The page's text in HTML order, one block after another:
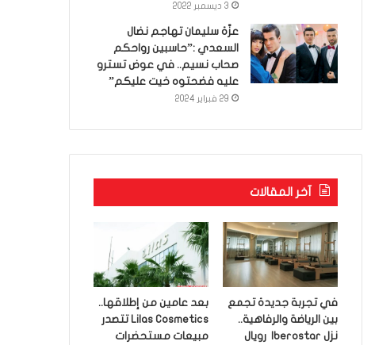
3 ديسمبر 2022
عزّة سليمان تهاجم نضال
السعدي :”حاسبين رواحكم
صحاب نسيم.. في عوض تسترو
عليه فضحتوه خيت عليكم”
29 فبراير 2024
آخر المقالات
في تجربة جديدة تجمع
بين الرياضة والرفاهية..
نزل Iberostar رويال
بعد عامين من إطلاقها..
Lilas Cosmetics تتصدر
مبيعات مستحضرات